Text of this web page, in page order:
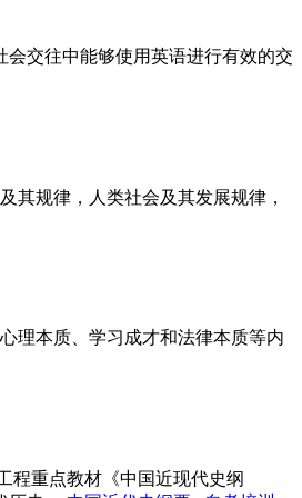
交往中能够使用英语进行有效的交
其规律，人类社会及其发展规律，
理本质、学习成才和法律本质等内
程重点教材《中国近现代史纲